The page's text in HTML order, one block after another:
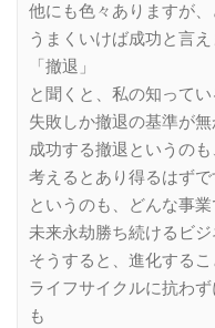
他にも色々ありますが、
うまくいけば成功と言え
「撤退」
と聞くと、私の知ってい
失敗しか撤退の基準が無
成功する撤退というの
考えるとあり得るはずで
というのも、どんな事
未来永劫勝ち続けるビジ
そうすると、進化する
ライフサイクルに抗わ
も